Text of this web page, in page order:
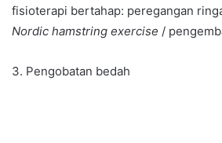
fisioterapi bertahap: peregangan
Nordic hamstring exercise /
3. Pengobatan bedah